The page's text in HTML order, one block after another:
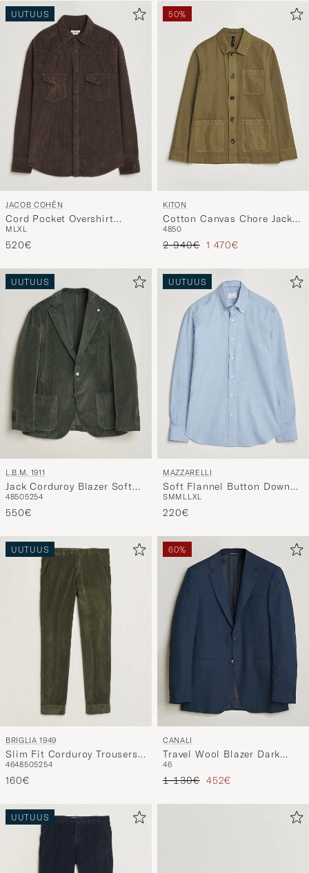
UUTUUS
Cord Pocket Overshirt
Brown
MLXL
50%
Cotton Canvas Chore Jacket
Military
4850
UUTUUS
Jack Corduroy Blazer Soft
Green
48505254
UUTUUS
Soft Flannel Button Down
Shirt Light Blue
SM ML LXL
UUTUUS
Slim Fit Corduroy Trousers
Dark Green
46 48505254
60%
Travel Wool Blazer Dark
Blue
46
UUTUUS